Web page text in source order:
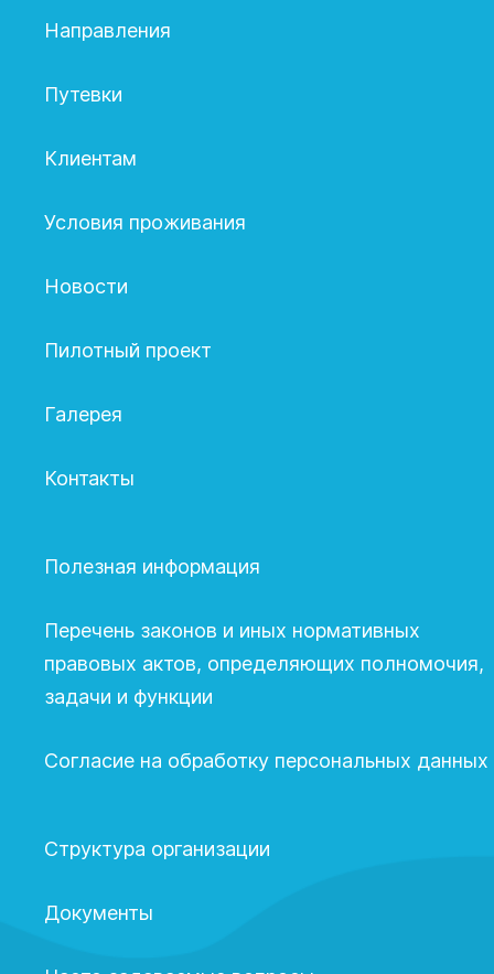
Направления
Путевки
Клиентам
Условия проживания
Новости
Пилотный проект
Галерея
Контакты
Полезная информация
Перечень законов и иных нормативных
правовых актов, определяющих полномочия,
задачи и функции
Согласие на обработку персональных данных
Структура организации
Документы